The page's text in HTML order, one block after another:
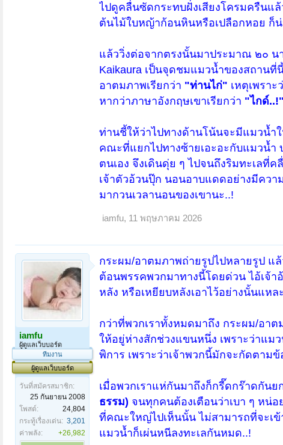
ไปดูคลื่นซัดกระทบฝั่งเสียงโครมครืนแ
ต้นไม้ใบหญ้าก้อนหินหรือเปลือกหอย ก็
แล้ววิ่งต่อจากตรงนั้นมาประมาณ ๒๐ น
Kaikaura เป็นจุดชมแมวน้ำของสถานที่
อาตมภาพเรียกว่า "ท่านไก่" เหตุเพรา
หากว่าภาษาอังกฤษเขาเรียกว่า "ไกด์..!"
ท่านชี้ให้ว่าไปทางด้านโน้นจะมีแมวน้ำ
คณะที่แยกไปทางซ้ายเอะอะกับแมวน้ำ
ตนเอง จึงเดินดุ่ย ๆ ไปจนถึงริมทะเล
เจ้าตัวอ้วนปุ๊ก นอนอาบแดดอย่างมีคว
มากวนเวลานอนของเขานะ..!
iamfu, 11 พฤษภาคม 2026
iamfu
ผู้ดูแลเว็บบอร์ด
ทีมงาน
ผู้ดูแลเว็บบอร์ด
วันที่สมัครสมาชิก:
25 กันยายน 2008
โพสต์:
24,804
กระทู้เรื่องเด่น: 3,201
ค่าพลัง:
+26,982
กระผม/อาตมภาพถ่ายรูปไปหลายรูป แล้
ต้อนพรรคพวกมาทางนี้โดยด่วน ไอ้เจ้
หลัง หรือเหยียบหลังเอาไว้อย่างนั้นแหล
กว่าที่พวกเราทั้งหมดมาถึง กระผม/อา
ให้อยู่ห่างสักช่วงแขนหนึ่ง เพราะว่าแม
พิการ เพราะว่าเจ้าพวกนี้มักจะกัดตามข้
เมื่อพวกเราแห่กันมาถึงก็กรี๊ดกร๊าดกันย
ธรรม) จนทุกคนต้องเตือนว่าเบา ๆ หน่
ที่คณะใหญ่ไปเห็นนั้น ไม่สามารถที่จะเข้
แมวน้ำก็เผ่นหนีลงทะเลกันหมด..!